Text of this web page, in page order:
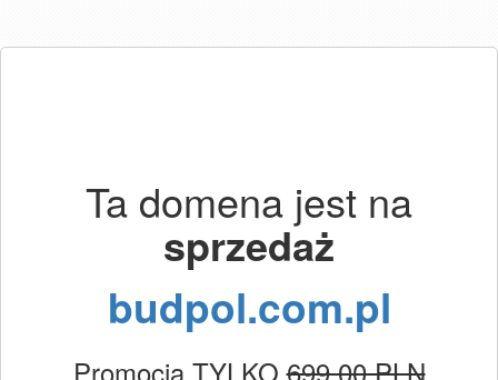
Ta domena jest na
sprzedaż
budpol.com.pl
Promocja TYLKO699.00 PLN